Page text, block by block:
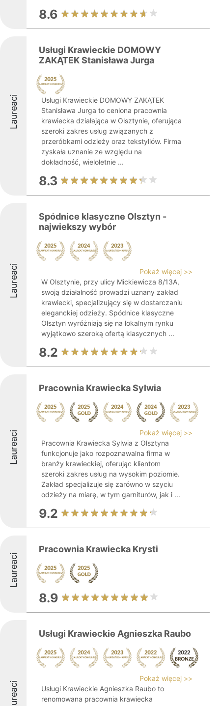
8.6
Laureaci
Usługi Krawieckie DOMOWY
ZAKĄTEK Stanisława Jurga
Usługi Krawieckie DOMOWY ZAKĄTEK
Stanisława Jurga to ceniona pracownia
krawiecka działająca w Olsztynie, oferująca
szeroki zakres usług związanych z
przeróbkami odzieży oraz tekstyliów. Firma
zyskała uznanie ze względu na
dokładność, wieloletnie ...
8.3
Laureaci
Spódnice klasyczne Olsztyn -
najwiekszy wybór
Pokaż więcej >>
W Olsztynie, przy ulicy Mickiewicza 8/13A,
swoją działalność prowadzi uznany zakład
krawiecki, specjalizujący się w dostarczaniu
eleganckiej odzieży. Spódnice klasyczne
Olsztyn wyróżniają się na lokalnym rynku
wyjątkowo szeroką ofertą klasycznych ...
8.2
Laureaci
Pracownia Krawiecka Sylwia
Pokaż więcej >>
Pracownia Krawiecka Sylwia z Olsztyna
funkcjonuje jako rozpoznawalna firma w
branży krawieckiej, oferując klientom
szeroki zakres usług na wysokim poziomie.
Zakład specjalizuje się zarówno w szyciu
odzieży na miarę, w tym garniturów, jak i ...
9.2
Laureaci
Pracownia Krawiecka Krysti
8.9
Laureaci
Usługi Krawieckie Agnieszka Raubo
Pokaż więcej >>
Usługi Krawieckie Agnieszka Raubo to
renomowana pracownia krawiecka